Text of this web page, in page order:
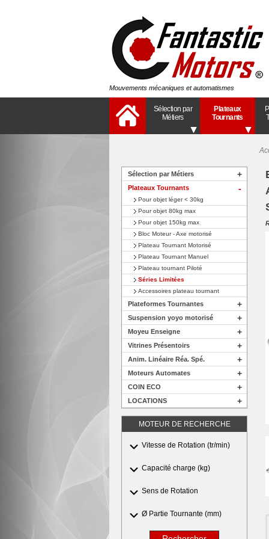
Mouvements mécaniques et automatismes
Sélection par
Métiers
Plateaux
Tournants
Sélection par Métiers +
Plateaux Tournants
Pour objet léger < 30kg
Pour objet 80kg max
Pour objet 150kg max
Bloc Moteur - Axe motorisé
Plateau Tournant Motorisé
Plateau Tournant Manuel
Plateau tournant Piloté
Séries Limitées
Accessoires plateau tournant
Plateformes Tournantes +
Suspension yoyo motorisé +
Moyeu Enseigne +
Vitrines Présentoirs +
Anim. Linéaire Réa. Spé. +
Moteurs Automates +
COIN ECO +
LOCATIONS +
MOTEUR DE RECHERCHE
Vitesse de Rotation (tr/min)
Capacité charge (kg)
Sens de Rotation
Ø Partie Tournante (mm)